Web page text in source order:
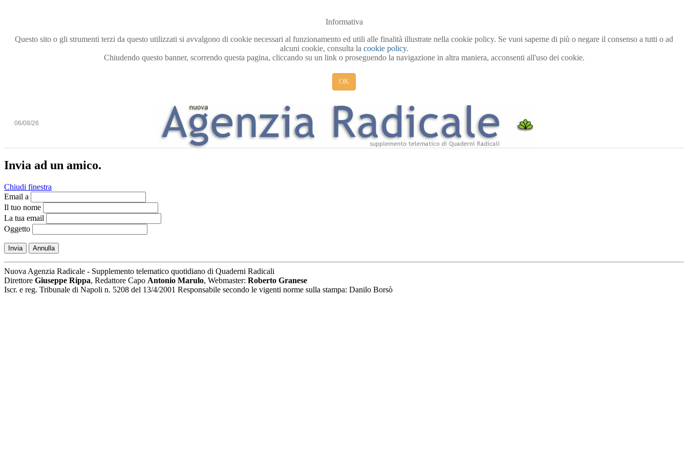
Informativa
Questo sito o gli strumenti terzi da questo utilizzati si avvalgono di cookie necessari al funzionamento ed utili alle finalità illustrate nella cookie policy. Se vuoi saperne di più o negare il consenso a tutti o ad
alcuni cookie, consulta la cookie policy.
Chiudendo questo banner, scorrendo questa pagina, cliccando su un link o proseguendo la navigazione in altra maniera, acconsenti all'uso dei cookie.
OK
06/08/26
Invia ad un amico.
Chiudi finestra
Email a
Il tuo nome
La tua email
Oggetto
Invia Annulla
Nuova Agenzia Radicale - Supplemento telematico quotidiano di Quaderni Radicali
Direttore Giuseppe Rippa, Redattore Capo Antonio Marulo, Webmaster: Roberto Granese
Iscr. e reg. Tribunale di Napoli n. 5208 del 13/4/2001 Responsabile secondo le vigenti norme sulla stampa: Danilo Borsò